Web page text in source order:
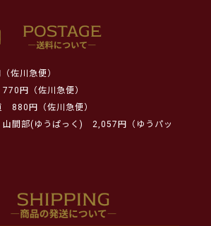
佐川急便）
円（佐川急便）
880円（佐川急便）
間部(ゆうぱっく)
2,057円（ゆうパッ